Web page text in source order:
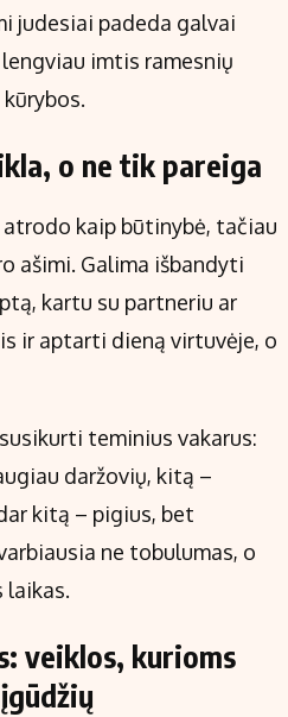
judesiai padeda galvai
imtis ramesnių
o ne tik pareiga
kaip būtinybė, tačiau
ašimi. Galima išbandyti
kartu su partneriu ar
ir aptarti dieną virtuvėje, o
teminius vakarus:
daržovių, kitą –
kitą – pigius, bet
ne tobulumas, o
laikas.
veiklos, kurioms